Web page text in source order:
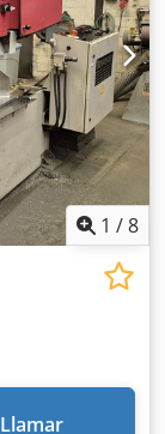
1 /8
Llamar